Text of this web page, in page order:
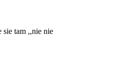
sie tam ,,nie nie